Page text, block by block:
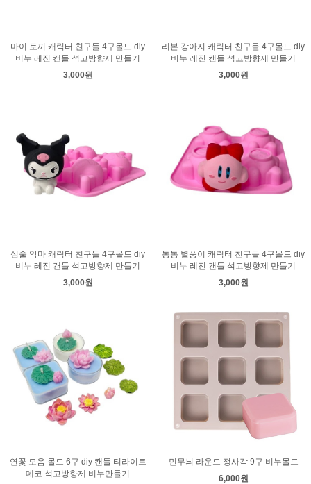
마이 토끼 캐릭터 친구들 4구몰드 diy
비누 레진 캔들 석고방향제 만들기
3,000원
리본 강아지 캐릭터 친구들 4구몰드 diy
비누 레진 캔들 석고방향제 만들기
3,000원
심술 악마 캐릭터 친구들 4구몰드 diy
비누 레진 캔들 석고방향제 만들기
3,000원
통통 별풍이 캐릭터 친구들 4구몰드 diy
비누 레진 캔들 석고방향제 만들기
3,000원
연꽃 모음 몰드 6구 diy 캔들 티라이트
데코 석고방향제 비누만들기
민무늬 라운드 정사각 9구 비누몰드
6,000원